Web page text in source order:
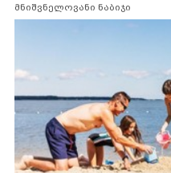
მნიშვნელოვანი ნაბიჯი